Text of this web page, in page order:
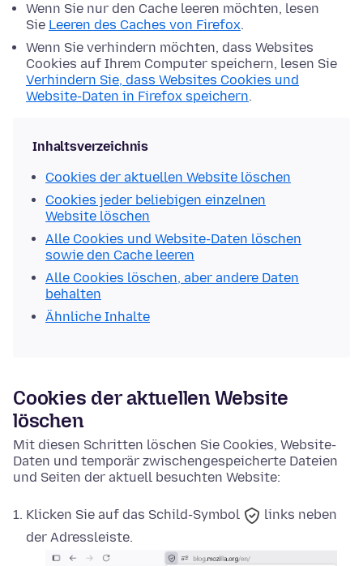
Wenn Sie nur den Cache leeren möchten, lesen
Sie Leeren des Caches von Firefox.
Wenn Sie verhindern möchten, dass Websites
Cookies auf Ihrem Computer speichern, lesen Sie
Verhindern Sie, dass Websites Cookies und
Website-Daten in Firefox speichern.
Inhaltsverzeichnis
Cookies der aktuellen Website löschen
Cookies jeder beliebigen einzelnen
Website löschen
Alle Cookies und Website-Daten löschen
sowie den Cache leeren
Alle Cookies löschen, aber andere Daten
behalten
Ähnliche Inhalte
Cookies der aktuellen Website
löschen
Mit diesen Schritten löschen Sie Cookies, Website-
Daten und temporär zwischengespeicherte Dateien
und Seiten der aktuell besuchten Website:
Klicken Sie auf das Schild-Symbol
links neben
der Adressleiste.